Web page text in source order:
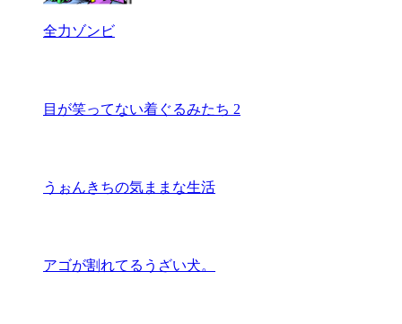
全力ゾンビ
目が笑ってない着ぐるみたち 2
うぉんきちの気ままな生活
アゴが割れてるうざい犬。